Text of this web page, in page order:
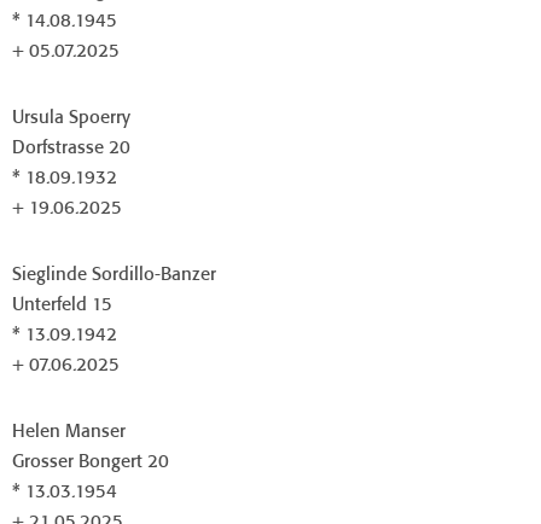
* 14.08.1945
+ 05.07.2025
Ursula Spoerry
Dorfstrasse 20
* 18.09.1932
+ 19.06.2025
Sieglinde Sordillo-Banzer
Unterfeld 15
* 13.09.1942
+ 07.06.2025
Helen Manser
Grosser Bongert 20
* 13.03.1954